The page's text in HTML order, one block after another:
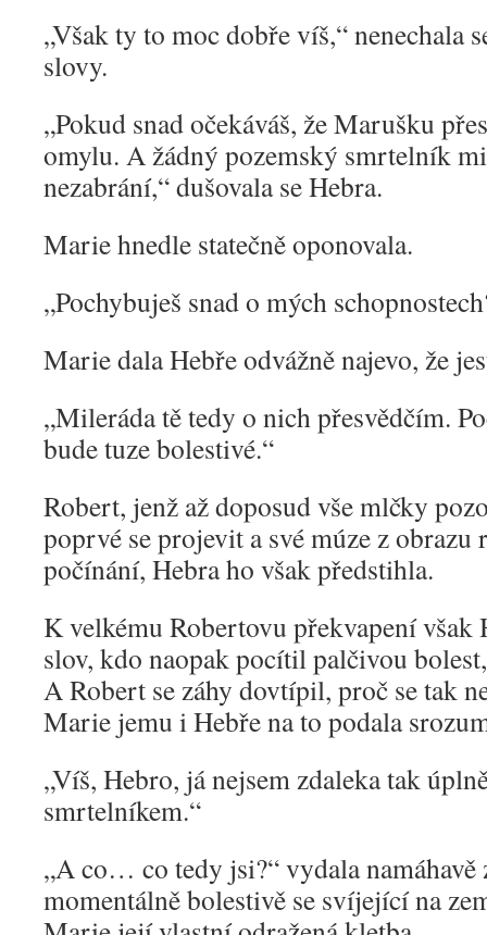
„Však ty to moc dobře víš,“ nenechala
slovy.
„Pokud snad očekáváš, že Marušku
omylu. A žádný pozemský smrtelník
nezabrání,“ dušovala se Hebra.
Marie hnedle statečně oponovala.
„Pochybuješ snad o mých
Marie dala Hebře odvážně najevo, že
„Mileráda tě tedy o nich přesvědčím.
bude tuze bolestivé.“
Robert, jenž až doposud vše mlčky
poprvé se projevit a své múze z
počínání, Hebra ho však předstihla.
K velkému Robertovu překvapení však
slov, kdo naopak pocítil palčivou
A Robert se záhy dovtípil, proč se tak
Marie jemu i Hebře na to podala
„Víš, Hebro, já nejsem zdaleka tak
smrtelníkem.“
„A co… co tedy jsi?“ vydala namáhavě
momentálně bolestivě se svíjející na